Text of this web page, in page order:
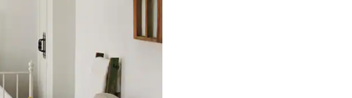
и надолу или навигирайте с докосване или плъзгане.